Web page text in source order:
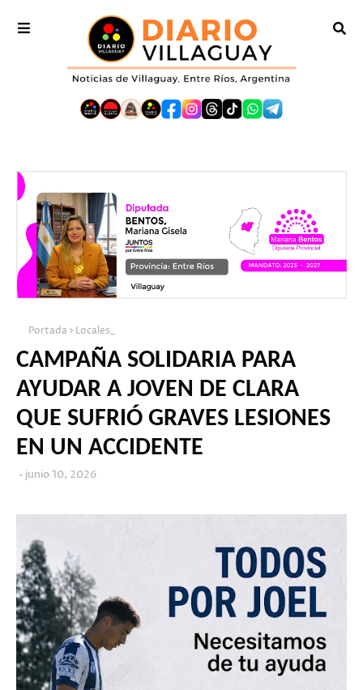
Portada Locales_
CAMPAÑA SOLIDARIA PARA
AYUDAR A JOVEN DE CLARA
QUE SUFRIÓ GRAVES LESIONES
EN UN ACCIDENTE
junio 10, 2026